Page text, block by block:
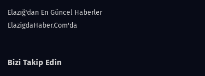
Elazığ'dan En Güncel Haberler
ElazigdaHaber.Com'da
Bizi Takip Edin